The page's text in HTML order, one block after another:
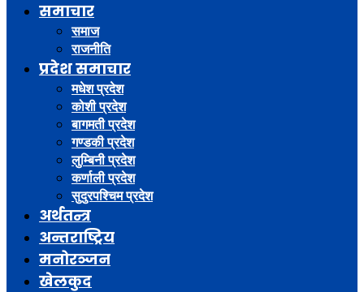
समाचार
समाज
राजनीति
प्रदेश समाचार
मधेश प्रदेश
कोशी प्रदेश
बागमती प्रदेश
गण्डकी प्रदेश
लुम्बिनी प्रदेश
कर्णाली प्रदेश
सुदुरपश्चिम प्रदेश
अर्थतन्त्र
अन्तराष्ट्रिय
मनोरञ्जन
खेलकुद